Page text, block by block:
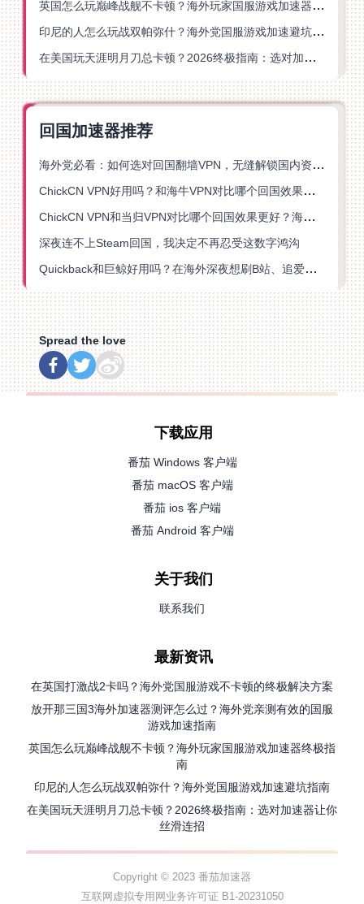
英国怎么玩巅峰战舰不卡顿？海外玩家国服游戏加速器终极指南
印尼的人怎么玩战双帕弥什？海外党国服游戏加速避坑指南
在美国玩天涯明月刀总卡顿？2026终极指南：选对加速器让你丝滑连招
回国加速器推荐
海外党必看：如何选对回国翻墙VPN，无缝解锁国内资源？
ChickCN VPN好用吗？和海牛VPN对比哪个回国效果更好？
ChickCN VPN和当归VPN对比哪个回国效果更好？海外党亲测后选了它
深夜连不上Steam回国，我决定不再忍受这数字鸿沟
Quickback和巨鲸好用吗？在海外深夜想刷B站、追爱奇艺的你，或许正需要这份答案
Spread the love
下载应用
番茄 Windows 客户端
番茄 macOS 客户端
番茄 ios 客户端
番茄 Android 客户端
关于我们
联系我们
最新资讯
在英国打激战2卡吗？海外党国服游戏不卡顿的终极解决方案
放开那三国3海外加速器测评怎么过？海外党亲测有效的国服
游戏加速指南
英国怎么玩巅峰战舰不卡顿？海外玩家国服游戏加速器终极指
南
印尼的人怎么玩战双帕弥什？海外党国服游戏加速避坑指南
在美国玩天涯明月刀总卡顿？2026终极指南：选对加速器让你
丝滑连招
Copyright © 2023 番茄加速器
互联网虚拟专用网业务许可证 B1-20231050